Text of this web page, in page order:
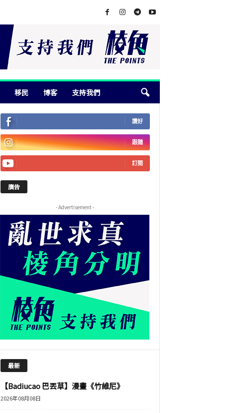
移民 博客 支持我們
讚好
跟隨
訂閱
廣告
- Advertisement -
最新
【Badiucao 巴丟草】漫畫《竹維尼》
2026年08月08日